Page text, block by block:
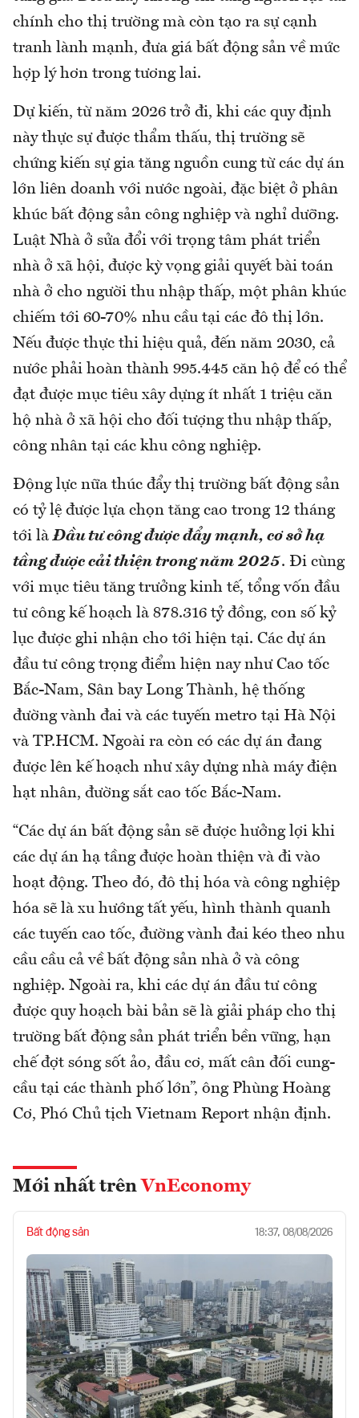
chính cho thị trường mà còn tạo ra sự cạnh
tranh lành mạnh, đưa giá bất động sản về mức
hợp lý hơn trong tương lai.
Dự kiến, từ năm 2026 trở đi, khi các quy định
này thực sự được thẩm thấu, thị trường sẽ
chứng kiến sự gia tăng nguồn cung từ các dự án
lớn liên doanh với nước ngoài, đặc biệt ở phân
khúc bất động sản công nghiệp và nghỉ dưỡng.
Luật Nhà ở sửa đổi với trọng tâm phát triển
nhà ở xã hội, được kỳ vọng giải quyết bài toán
nhà ở cho người thu nhập thấp, một phân khúc
chiếm tới 60-70% nhu cầu tại các đô thị lớn.
Nếu được thực thi hiệu quả, đến năm 2030, cả
nước phải hoàn thành 995.445 căn hộ để có thể
đạt được mục tiêu xây dựng ít nhất 1 triệu căn
hộ nhà ở xã hội cho đối tượng thu nhập thấp,
công nhân tại các khu công nghiệp.
Động lực nữa thúc đẩy thị trường bất động sản
có tỷ lệ được lựa chọn tăng cao trong 12 tháng
tới làĐầu tư công được đẩy mạnh, cơ sở hạ
tầng được cải thiện trong năm 2025. Đi cùng
với mục tiêu tăng trưởng kinh tế, tổng vốn đầu
tư công kế hoạch là 878.316 tỷ đồng, con số kỷ
lục được ghi nhận cho tới hiện tại. Các dự án
đầu tư công trọng điểm hiện nay như Cao tốc
Bắc-Nam, Sân bay Long Thành, hệ thống
đường vành đai và các tuyến metro tại Hà Nội
và TP.HCM. Ngoài ra còn có các dự án đang
được lên kế hoạch như xây dựng nhà máy điện
hạt nhân, đường sắt cao tốc Bắc-Nam.
“Các dự án bất động sản sẽ được hưởng lợi khi
các dự án hạ tầng được hoàn thiện và đi vào
hoạt động. Theo đó, đô thị hóa và công nghiệp
hóa sẽ là xu hướng tất yếu, hình thành quanh
các tuyến cao tốc, đường vành đai kéo theo nhu
cầu cầu cả về bất động sản nhà ở và công
nghiệp. Ngoài ra, khi các dự án đầu tư công
được quy hoạch bài bản sẽ là giải pháp cho thị
trường bất động sản phát triển bền vững, hạn
chế đợt sóng sốt ảo, đầu cơ, mất cân đối cung-
cầu tại các thành phố lớn”, ông Phùng Hoàng
Cơ, Phó Chủ tịch Vietnam Report nhận định.
Mới nhất trên VnEconomy
Bất động sản 18:37, 08/08/2026